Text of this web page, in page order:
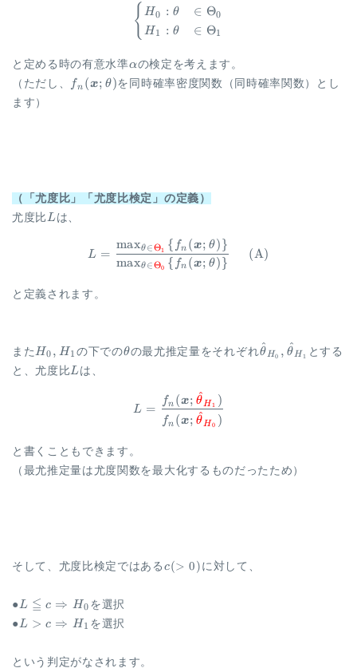
\begin{aligned}
{H0 : θ
H1 : θ
∈ Θ0
∈ Θ1
と定める時の有意水準\alpha
αの検定を考えます。
（ただし、
f_n(\vec
fn (x; θ)を同時確率密度関数（同時確率関数）とし
ます）
（「尤度比」「尤度比検定」の定義）
尤度比L
L は、
\begin{aligned} L =
L =
maxθ∈Θ0 { fn (x; θ)}
maxθ∈Θ1 { fn (x; θ)}
( A)
と定義されます。
また H_0,
H_1
H0 , H1 の下での\theta
θの最尤推定量をそれぞれθ
^
H0 , θ
^
H 1
とする
と、尤度比 L
L は、
\begin{aligned} L = \frac{
L =
fn (x; θ
^
H0 )
fn (x; θ
^
H1 )
と書くこともできます。
（最尤推定量は尤度関数を最大化するものだったため）
そして、尤度比検定ではある c
c(> 0) に対して、
● L \leqq c
\Rightarrow
L ≦ c ⇒ H_0
H0 を選択
● L \gt c
L > c ⇒ H_1
H1 を選択
という判定がなされます。